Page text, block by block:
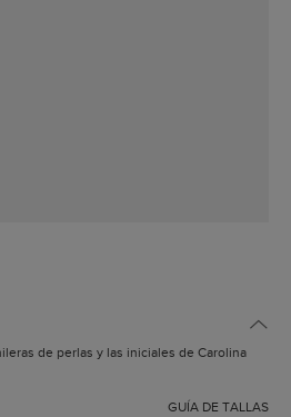
de perlas y las iniciales de Carolina
GUÍA DE TALLAS